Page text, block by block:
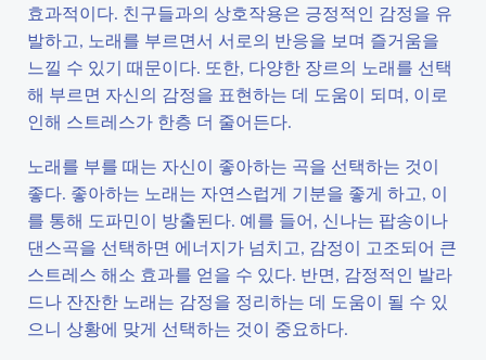
효과적이다. 친구들과의 상호작용은 긍정적인 감정을 유
발하고, 노래를 부르면서 서로의 반응을 보며 즐거움을
느낄 수 있기 때문이다. 또한, 다양한 장르의 노래를 선택
해 부르면 자신의 감정을 표현하는 데 도움이 되며, 이로
인해 스트레스가 한층 더 줄어든다.
노래를 부를 때는 자신이 좋아하는 곡을 선택하는 것이
좋다. 좋아하는 노래는 자연스럽게 기분을 좋게 하고, 이
를 통해 도파민이 방출된다. 예를 들어, 신나는 팝송이나
댄스곡을 선택하면 에너지가 넘치고, 감정이 고조되어 큰
스트레스 해소 효과를 얻을 수 있다. 반면, 감정적인 발라
드나 잔잔한 노래는 감정을 정리하는 데 도움이 될 수 있
으니 상황에 맞게 선택하는 것이 중요하다.